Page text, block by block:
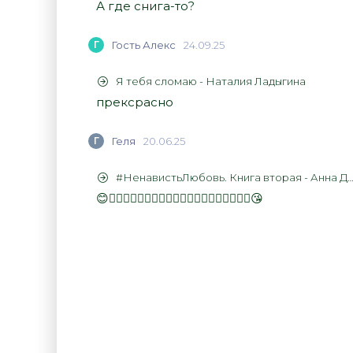
А где снига-то?
Г Гость Алекс 24.09.25
Я тебя сломаю - Наталия Ладыгина
прексрасно
Г Геля 20.06.25
#НенавистьЛюбовь. Книга вторая - Анна Джейн
😊👍🏻👍🏻👍🏻👍🏻👍🏻👍🏻👍🏻👍🏻👍🏻👍🏻😘